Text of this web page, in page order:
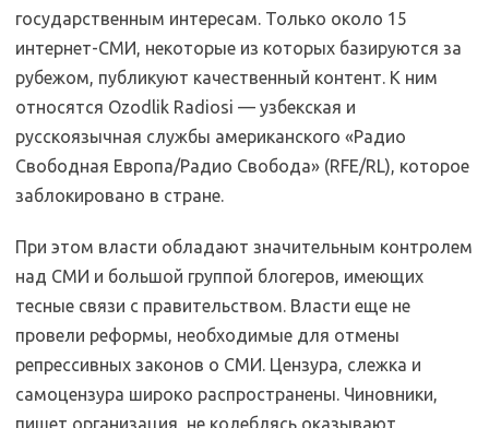
государственным интересам. Только около 15
интернет-СМИ, некоторые из которых базируются за
рубежом, публикуют качественный контент. К ним
относятся Ozodlik Radiosi — узбекская и
русскоязычная службы американского «Радио
Свободная Европа/Радио Свобода» (RFE/RL), которое
заблокировано в стране.
При этом власти обладают значительным контролем
над СМИ и большой группой блогеров, имеющих
тесные связи с правительством. Власти еще не
провели реформы, необходимые для отмены
репрессивных законов о СМИ. Цензура, слежка и
самоцензура широко распространены. Чиновники,
пишет организация, не колеблясь оказывают